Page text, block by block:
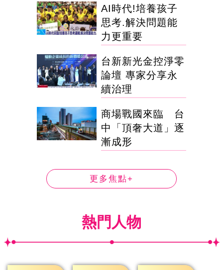
AI時代!培養孩子
思考.解決問題能
力更重要
台新新光金控淨零
論壇 專家分享永
續治理
商場戰國來臨 台
中「頂奢大道」逐
漸成形
更多焦點+
熱門人物